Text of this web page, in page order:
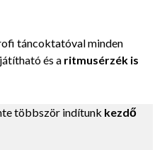
táncoktatóval minden
és a ritmusérzék is
többször indítunk kezdő